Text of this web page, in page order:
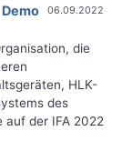
06.09.2022
die
HLK-
des
der IFA 2022